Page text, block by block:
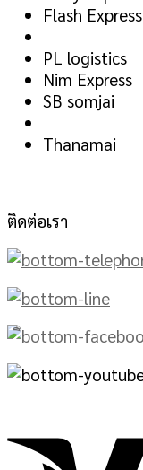
Flash Express
PL logistics
Nim Express
SB somjai
Thanamai
ติดต่อเรา